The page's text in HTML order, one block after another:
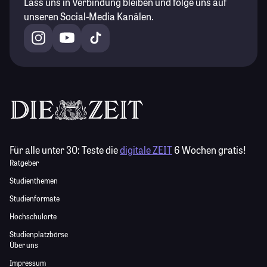
unseren Social-Media Kanälen.
Für alle unter 30:Teste diedigitale ZEIT6 Wochen gratis!
Ratgeber
Studienthemen
Studienformate
Hochschulorte
Studienplatzbörse
Über uns
Impressum